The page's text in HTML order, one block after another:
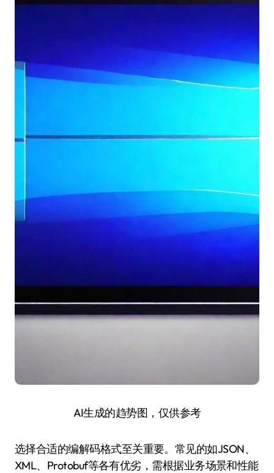
AI生成的趋势图，仅供参考
选择合适的编解码格式至关重要。常见的如JSON、
XML、Protobuf等各有优劣，需根据业务场景和性能